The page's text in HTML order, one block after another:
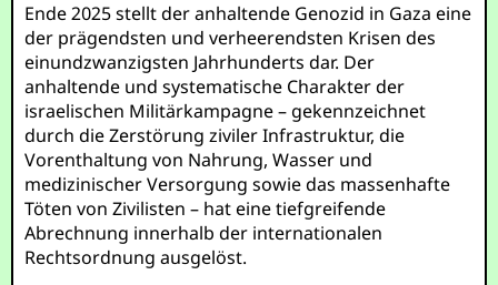
Ende 2025 stellt der anhaltende Genozid in Gaza eine
der prägendsten und verheerendsten Krisen des
einundzwanzigsten Jahrhunderts dar. Der
anhaltende und systematische Charakter der
israelischen Militärkampagne – gekennzeichnet
durch die Zerstörung ziviler Infrastruktur, die
Vorenthaltung von Nahrung, Wasser und
medizinischer Versorgung sowie das massenhafte
Töten von Zivilisten – hat eine tiefgreifende
Abrechnung innerhalb der internationalen
Rechtsordnung ausgelöst.